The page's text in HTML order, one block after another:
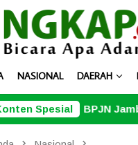
NASIONAL DAERAH
Spesial
Jambi Genjot